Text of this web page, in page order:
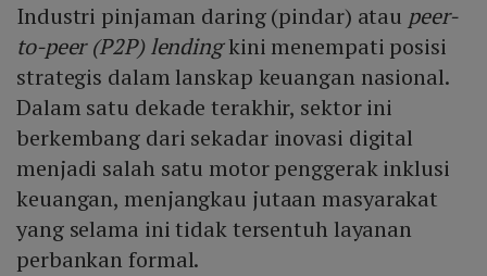
Industri pinjaman daring (pindar) atau peer-
to-peer (P2P) lendingkini menempati posisi
strategis dalam lanskap keuangan nasional.
Dalam satu dekade terakhir, sektor ini
berkembang dari sekadar inovasi digital
menjadi salah satu motor penggerak inklusi
keuangan, menjangkau jutaan masyarakat
yang selama ini tidak tersentuh layanan
perbankan formal.